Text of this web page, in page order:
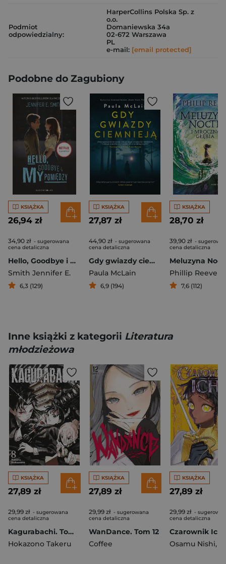
Podmiot
odpowiedzialny:
HarperCollins Polska Sp. z
o.o.
Domaniewska 34a
02-672 Warszawa
PL
e-mail: [email protected]
Podobne do Zagubiony
KSIĄŻKA
26,94 zł
34,90 zł - sugerowana
cena detaliczna
Hello, Goodbye i my pomiędzy
Smith Jennifer E.
6,3 (129)
KSIĄŻKA
27,87 zł
44,90 zł - sugerowana
cena detaliczna
Gdy gwiazdy ciemnieją
Paula McLain
6,9 (194)
KSIĄŻKA
28,70 zł
39,90 zł -
cena detaliczna
Phillip Reeve
7,6 (112)
Inne książki z kategorii Literatura
młodzieżowa
KSIĄŻKA
27,89 zł
29,99 zł - sugerowana
cena detaliczna
Kagurabachi. Tom 8
Hokazono Takeru
KSIĄŻKA
27,89 zł
29,99 zł - sugerowana
cena detaliczna
WanDance. Tom 12
Coffee
KSIĄŻKA
27,89 zł
29,99 zł -
cena detaliczna
Osamu Nishi,